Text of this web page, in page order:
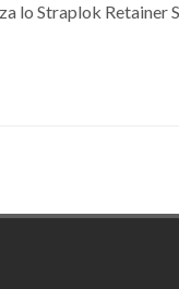
lo Straplok Retainer